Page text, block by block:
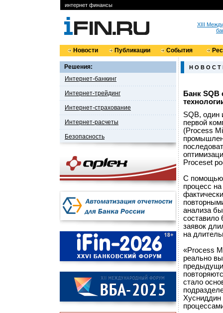
интернет финансы
XIII
Новости Публикации События
Решения:
Интернет-банкинг
Интернет-трейдинг
Интернет-страхование
Интернет-расчеты
Безопасность
Н О В О С Т
Банк SQB
SQB, один
первой
(Process
Proceset
С помощью
процесс
анализа
составило
заявок
на
«Process
реально
стало
Хусниддин